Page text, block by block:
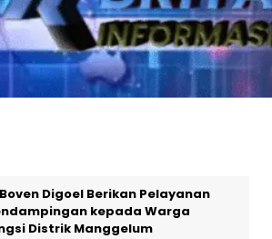
Digoel Berikan Pelayanan
kepada Warga
Distrik Manggelum